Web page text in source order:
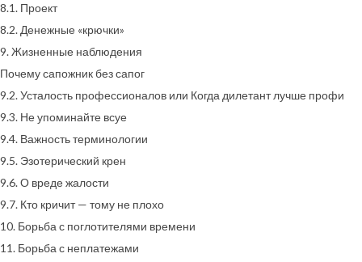
8.1. Проект
8.2. Денежные «крючки»
9. Жизненные наблюдения
Почему сапожник без сапог
9.2. Усталость профессионалов или Когда дилетант лучше профи
9.3. Не упоминайте всуе
9.4. Важность терминологии
9.5. Эзотерический крен
9.6. О вреде жалости
9.7. Кто кричит — тому не плохо
10. Борьба с поглотителями времени
11. Борьба с неплатежами